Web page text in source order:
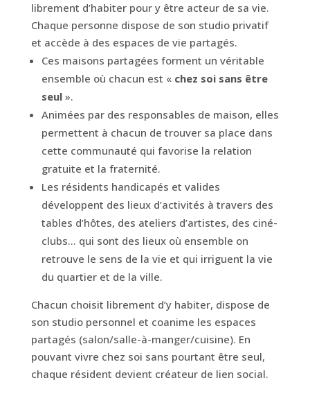
librement d’habiter pour y être acteur de sa vie.
Chaque personne dispose de son studio privatif
et accède à des espaces de vie partagés.
Ces maisons partagées forment un véritable
ensemble où chacun est « chez soi sans être
seul».
Animées par des responsables de maison, elles
permettent à chacun de trouver sa place dans
cette communauté qui favorise la relation
gratuite et la fraternité.
Les résidents handicapés et valides
développent des lieux d’activités à travers des
tables d’hôtes, des ateliers d’artistes, des ciné-
clubs… qui sont des lieux où ensemble on
retrouve le sens de la vie et qui irriguent la vie
du quartier et de la ville.
Chacun choisit librement d’y habiter, dispose de
son studio personnel et coanime les espaces
partagés (salon/salle-à-manger/cuisine). En
pouvant vivre chez soi sans pourtant être seul,
chaque résident devient créateur de lien social.